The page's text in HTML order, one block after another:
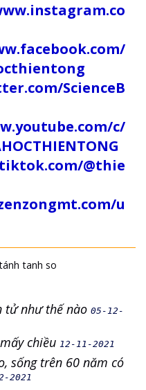
ScienceB
c/
@thie
u
tanh so
tử như thế nào 05-12-
chiều 12-11-2021
sống trên 60 năm có
2021